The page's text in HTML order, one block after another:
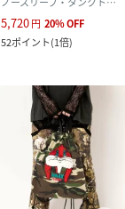
5,720円 20%OFF
52ポイント(1倍)